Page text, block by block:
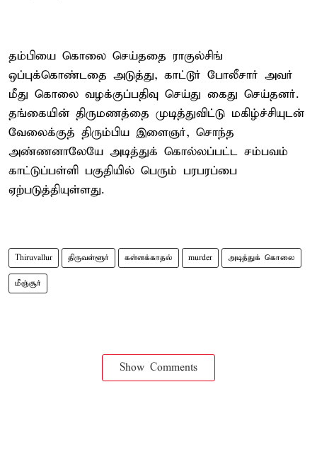
தம்பியை கொலை செய்ததை ராகுல்சிங்
ஒப்புக்கொண்டதை அடுத்து, காட்டூர் போலீசார் அவர்
மீது கொலை வழக்குப்பதிவு செய்து கைது செய்தனர்.
தங்கையின் திருமணத்தை முடித்துவிட்டு மகிழ்ச்சியுடன்
வேலைக்குத் திரும்பிய இளைஞர், சொந்த
அண்ணனாலேயே அடித்துக் கொல்லப்பட்ட சம்பவம்
காட்டுப்பள்ளி பகுதியில் பெரும் பரபரப்பை
ஏற்படுத்தியுள்ளது.
Thiruvallur திருவள்ளூர் கள்ளக்காதல் murder அடித்துக் கொலை
மீஞ்சூர்
Show Comments